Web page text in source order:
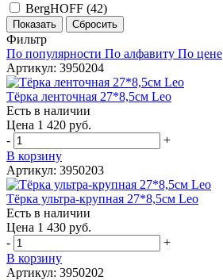
BergHOFF (42)
Фильтр
По популярности По алфавиту По цене
Артикул: 3950204
Тёрка ленточная 27*8,5см Leo
Есть в наличии
Цена 1 420 руб.
-
+
В корзину
Артикул: 3950203
Тёрка ультра-крупная 27*8,5см Leo
Есть в наличии
Цена 1 430 руб.
-
+
В корзину
Артикул: 3950202